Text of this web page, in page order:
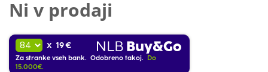
Ni v prodaji
X 19 €
Za stranke vseh bank. Odobreno takoj.
Do
15.000€.